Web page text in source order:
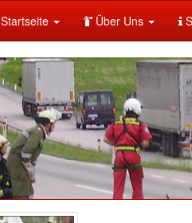
Startseite Über Uns